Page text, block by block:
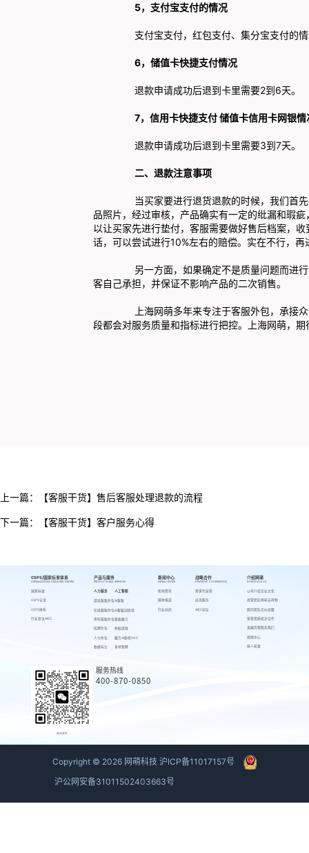
5，支付宝支付的情况
支付宝支付，红包支付、集分宝支付的情况
6，储值卡快捷支付情况
退款申请成功后退到卡里需要2到6天。
7，信用卡快捷支付 储值卡信用卡网银情
退款申请成功后退到卡里需要3到7天。
二、退款注意事项
当买家要进行退货退款的时候，我们首先要
品照片，经过审核，产品确实有一定的纰漏和瑕
以让买家先进行垫付，客服需要做好售后档案，
话，可以尝试进行10%左右的赔偿。实在不行，再
另一方面，如果确定不是质量问题而进行的
客自己承担，并保证不影响产品的二次销售。
上海网萌多年来专注于客服外包，承接
段都会对服务质量和指标进行把控。上海网萌，期
上一篇： 【客服干货】售后客服处理退款的流程
下一篇： 【客服干货】客户服务心得
CSPS/国家标准体系
CSPS/NATIONAL STANDARD SYSTEM
国家标准
CSPS认证
CSPS体系
行业会议AIEC
产品与服务
PRODUCTS AND SERVICES
人力服务
游戏客服外包
在线客服外包
呼叫客服外包
招聘外包
人力外包
数据标注
人工智能
AI客服
AI客服训练场
客服魔方
蚂蚁绩效
魔方AI质检VOC
来呗智聘
新闻中心
NEWS CENTER
新闻资讯
媒体报道
行业动态
战略合作
STRATEGIC COOPERATION
跨境代运营
出海服务
AIEC论坛
介绍网萌
INTRODUCE US
公司介绍
高管团队
顾问团队
荣誉资质
发展历程
视频中心
萌人萌事
企业文化
网萌吉祥物
合伙加盟
校企合作
联系我们
商务联系
服务热线
400-870-0850
Copyright © 2026 网萌科技 沪ICP备11017157号
沪公网安备31011502403663号